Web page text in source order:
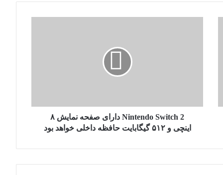
و
گیگابایت
داخلی
Nintendo Switch 2 دارای صفحه نمایش ۸
اینچی و ۵۱۲ گیگابایت حافظه داخلی خواهد بود